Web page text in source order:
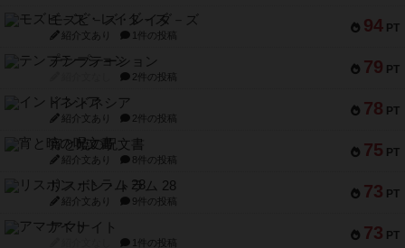
94 PT
モズビ－ズ・レイダ－ズ
紹介文あり 1件の投稿
79 PT
テンプテーション
2件の投稿
78 PT
インドネシア
紹介文あり 2件の投稿
75 PT
宵と暁の呪文書
紹介文あり 8件の投稿
73 PT
リスボン・トラム 28
紹介文あり 9件の投稿
73 PT
アマナイト
1件の投稿